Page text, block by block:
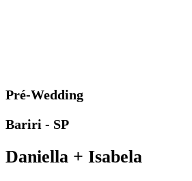
Pré-Wedding
Bariri - SP
Daniella + Isabela